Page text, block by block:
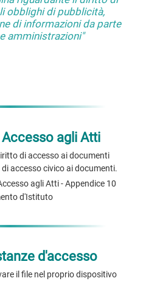
obblighi di pubblicità,
di informazioni da parte
amministrazioni"
agli Atti
di accesso ai documenti
accesso civico ai documenti.
agli Atti - Appendice 10
d'Istituto
d'accesso
il file nel proprio dispositivo